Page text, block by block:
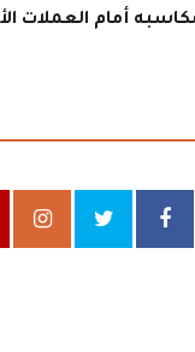
مكاسبه أمام العملات